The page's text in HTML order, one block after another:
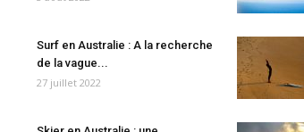
Surf en Australie : A la recherche
de la vague...
27 juillet 2022